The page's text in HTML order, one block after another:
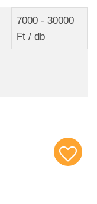
7000 - 30000
Ft / db